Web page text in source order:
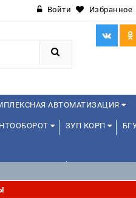
Войти Избранное
АВТОМАТИЗАЦИЯ
ЗУП КОРП